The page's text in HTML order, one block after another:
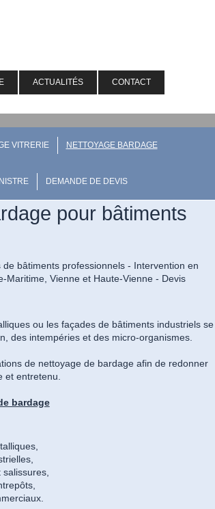
ACTUALITÉS CONTACT
VITRERIE NETTOYAGE BARDAGE
DEMANDE DE DEVIS
pour bâtiments
bâtiments professionnels- Intervention en
Maritime, Vienne et Haute-Vienne - Devis
ou les façades de bâtiments industriels se
des intempéries et des micro-organismes.
de nettoyage de bardage afin de redonner
et entretenu.
bardage